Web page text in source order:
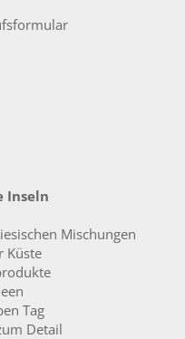
Inseln
Mischungen
Küste
Tag
Detail